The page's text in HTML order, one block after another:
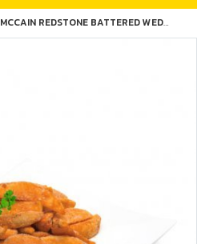
MCCAIN REDSTONE BATTERED WEDGES